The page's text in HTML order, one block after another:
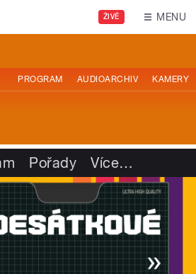
ŽIVĚ MENU
PROGRAM AUDIOARCHIV KAMERY
Pořady Více…